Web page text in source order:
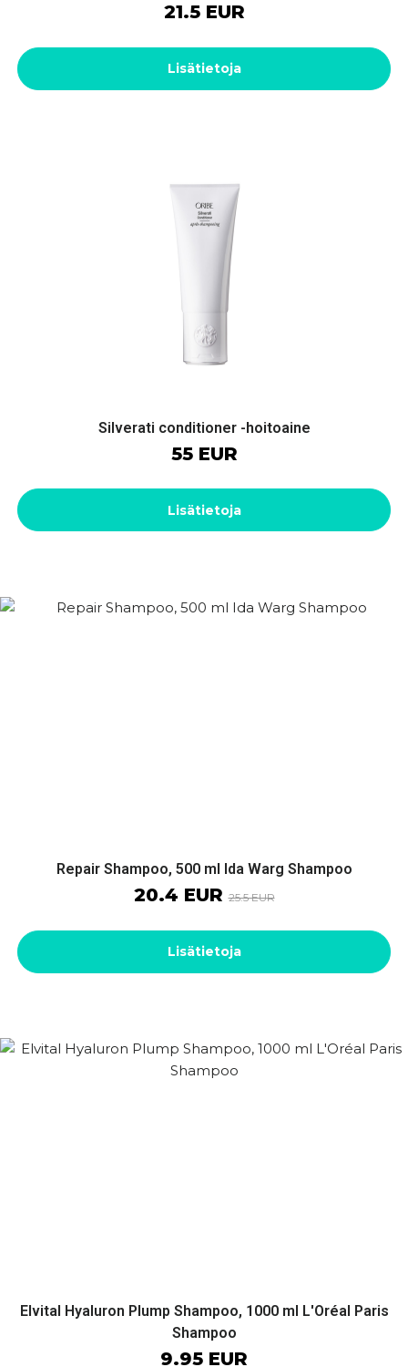
21.5 EUR
Lisätietoja
Silverati conditioner -hoitoaine
55 EUR
Lisätietoja
Repair Shampoo, 500 ml Ida Warg Shampoo
20.4 EUR25.5 EUR
Lisätietoja
Elvital Hyaluron Plump Shampoo, 1000 ml L'Oréal Paris
Shampoo
9.95 EUR